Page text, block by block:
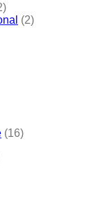
(2)
(16)